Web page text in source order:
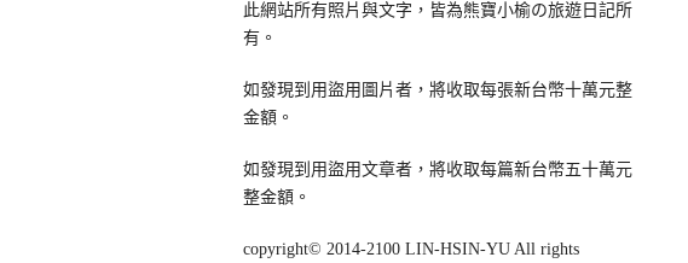
此網站所有照片與文字，皆為熊寶小榆の旅遊日記所
有。
如發現到用盜用圖片者，將收取每張新台幣十萬元整
金額。
如發現到用盜用文章者，將收取每篇新台幣五十萬元
整金額。
copyright© 2014-2100 LIN-HSIN-YU All rights